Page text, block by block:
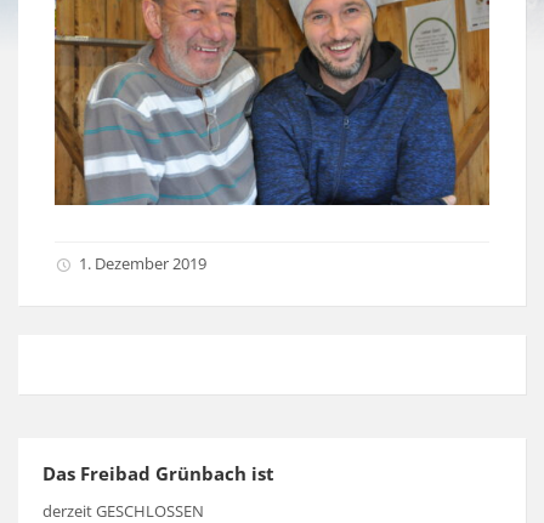
1. Dezember 2019
Das Freibad Grünbach ist
derzeit GESCHLOSSEN